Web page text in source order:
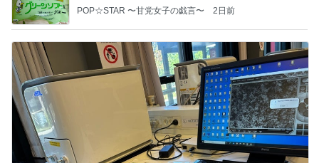
POP☆STAR 〜甘党女子の戯言〜 2日前